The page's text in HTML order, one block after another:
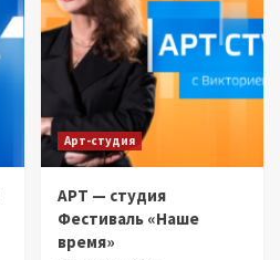
Арт-студия
АРТ — студия
Фестиваль «Наше
время»